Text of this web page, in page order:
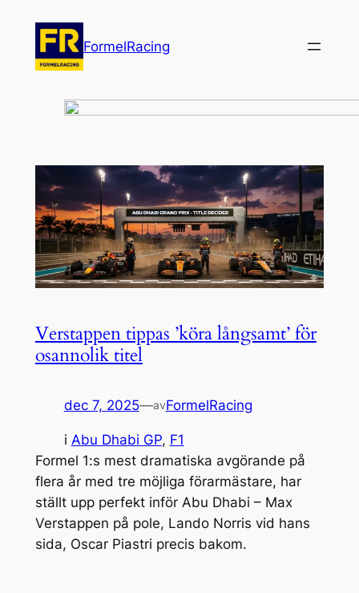
innehåll
FormelRacing
Verstappen tippas ’köra långsamt’ för
osannolik titel
dec 7, 2025—avFormelRacing
i Abu Dhabi GP, F1
Formel 1:s mest dramatiska avgörande på
flera år med tre möjliga förarmästare, har
ställt upp perfekt inför Abu Dhabi – Max
Verstappen på pole, Lando Norris vid hans
sida, Oscar Piastri precis bakom.